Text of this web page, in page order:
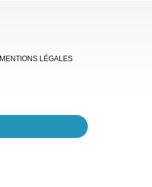
MENTIONS LÉGALES